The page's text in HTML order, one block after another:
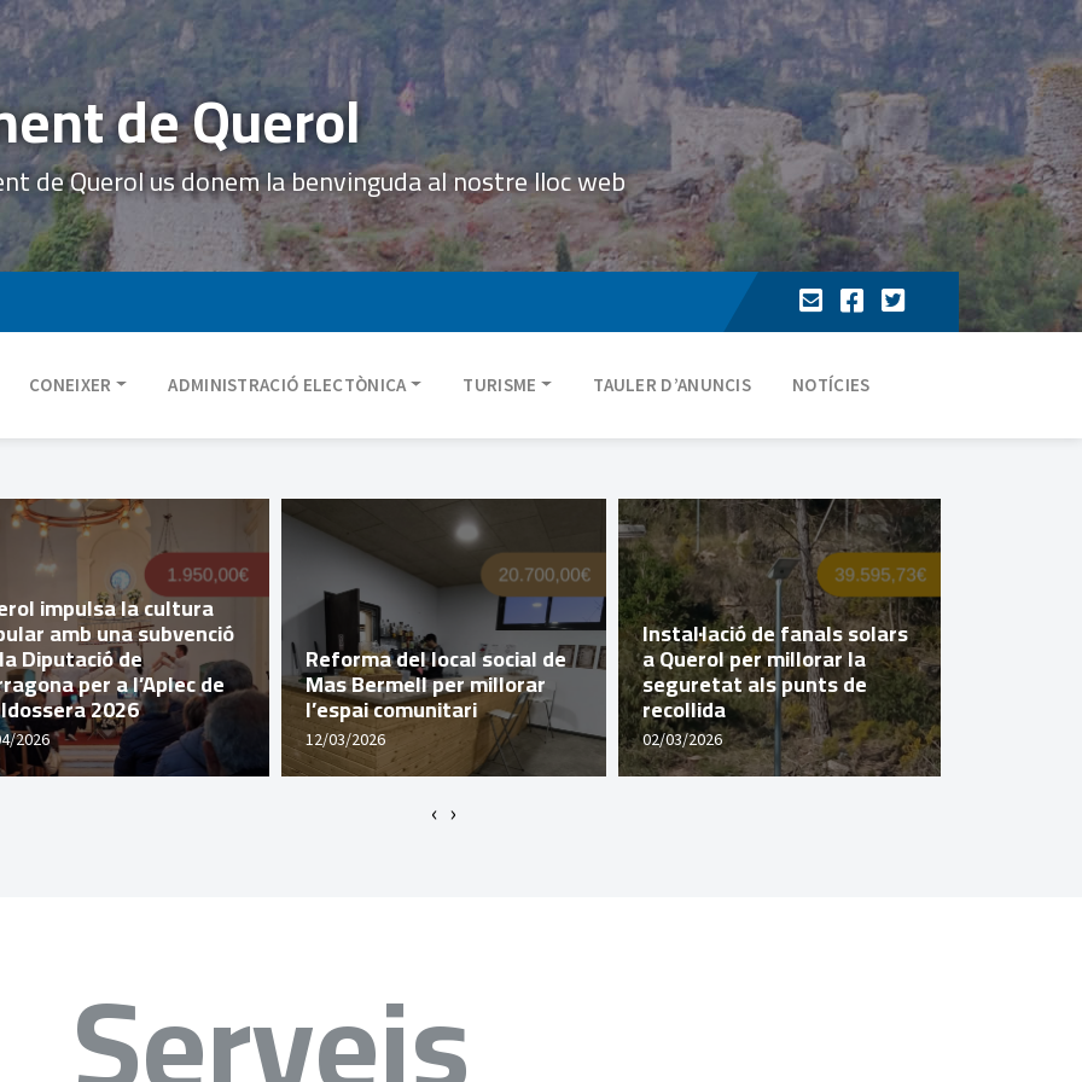
de Querol
de Querol us donem la benvinguda al nostre lloc web
CONEIXER ADMINISTRACIÓ ELECTÒNICA TURISME TAULER D’ANUNCIS NOTÍCIES
impulsa la cultura
amb una subvenció
Diputació de
per a l’Aplec de
2026
2026
Reforma del local social de
Mas Bermell per millorar
l’espai comunitari
12/03/2026
Instal·lació de fanals solars
a Querol per millorar la
seguretat als punts de
recollida
02/03/2026
‹ ›